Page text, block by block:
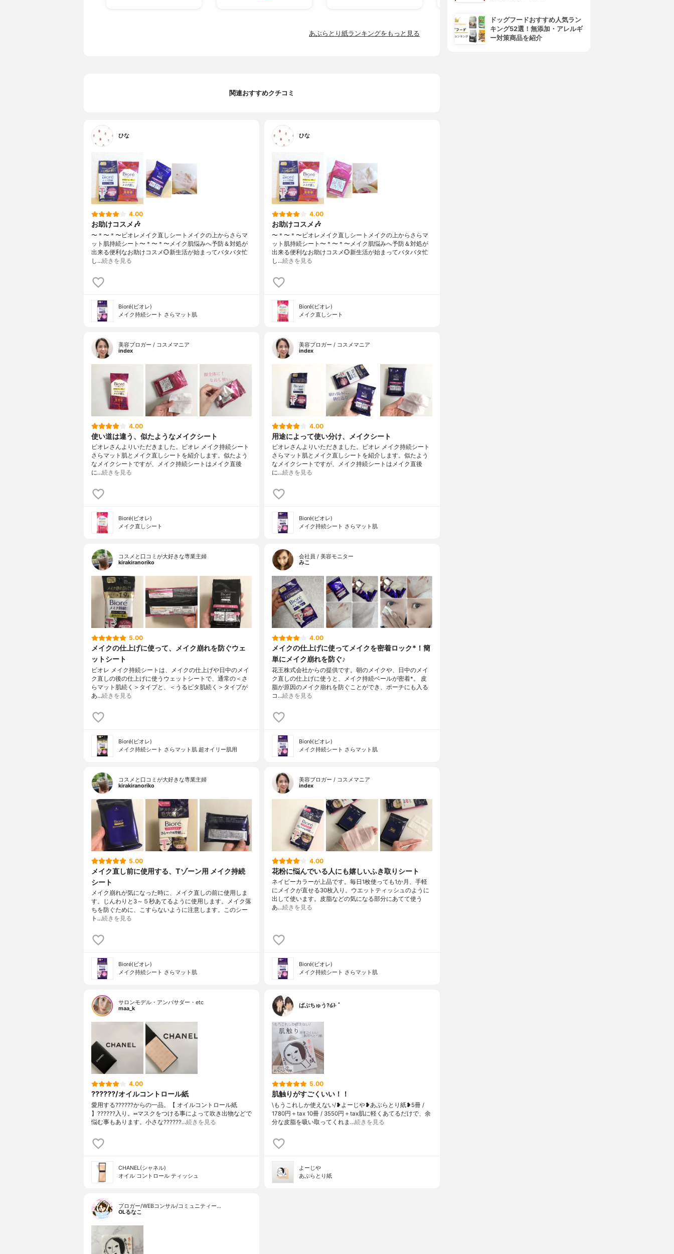
あぶらとり紙ランキングをもっと見る
関連おすすめクチコミ
ひな
4.00
お助けコスメ🎶
〜＊〜＊〜ビオレメイク直しシートメイクの上からさらマ
ット肌持続シート〜＊〜＊〜⁡メイク肌悩みへ予防＆対処が
出来る便利なお助けコスメ💮新生活が始まってバタバタ忙
し…続きを見る
Bioré(ビオレ)
メイク持続シート さらマット肌
ひな
4.00
お助けコスメ🎶
〜＊〜＊〜ビオレメイク直しシートメイクの上からさらマ
ット肌持続シート〜＊〜＊〜⁡メイク肌悩みへ予防＆対処が
出来る便利なお助けコスメ💮新生活が始まってバタバタ忙
し…続きを見る
Bioré(ビオレ)
メイク直しシート
美容ブロガー / コスメマニア
index
4.00
使い道は違う、似たようなメイクシート
ビオレさんよりいただきました。ビオレ メイク持続シート
さらマット肌とメイク直しシートを紹介します。似たよう
なメイクシートですが、メイク持続シートはメイク直後
に…続きを見る
Bioré(ビオレ)
メイク直しシート
美容ブロガー / コスメマニア
index
4.00
用途によって使い分け、メイクシート
ビオレさんよりいただきました。ビオレ メイク持続シート
さらマット肌とメイク直しシートを紹介します。似たよう
なメイクシートですが、メイク持続シートはメイク直後
に…続きを見る
Bioré(ビオレ)
メイク持続シート さらマット肌
コスメと口コミが大好きな専業主婦
kirakiranoriko
5.00
メイクの仕上げに使って、メイク崩れを防ぐウェ
ットシート
ビオレ メイク持続シートは、メイクの仕上げや日中のメイ
ク直しの後の仕上げに使うウェットシートで、通常の＜さ
らマット肌続く＞タイプと、＜うるピタ肌続く＞タイプが
あ…続きを見る
Bioré(ビオレ)
メイク持続シート さらマット肌 超オイリー肌用
会社員 / 美容モニター
みこ
4.00
メイクの仕上げに使ってメイクを密着ロック*！簡
単にメイク崩れを防ぐ♪
花王株式会社からの提供です。朝のメイクや、日中のメイ
ク直しの仕上げに使うと、メイク持続ベールが密着*。 皮
脂が原因のメイク崩れを防ぐことができ、ポーチにも入る
コ…続きを見る
Bioré(ビオレ)
メイク持続シート さらマット肌
コスメと口コミが大好きな専業主婦
kirakiranoriko
5.00
メイク直し前に使用する、Tゾーン用 メイク持続
シート
メイク崩れが気になった時に、メイク直しの前に使用しま
す。じんわりと3～５秒あてるように使用します。メイク落
ちを防ぐために、こすらないように注意します。このシー
ト…続きを見る
Bioré(ビオレ)
メイク持続シート さらマット肌
美容ブロガー / コスメマニア
index
4.00
花粉に悩んでいる人にも嬉しいふき取りシート
ネイビーカラーが上品です。毎日1枚使っても1か月、手軽
にメイクが直せる30枚入り。ウエットティッシュのように
出して使います。皮脂などの気になる部分にあてて使う
あ…続きを見る
Bioré(ビオレ)
メイク持続シート さらマット肌
サロンモデル・アンバサダー・etc
maa_k
4.00
??????/オイルコントロール紙
愛用する??????からの一品。【 オイルコントロール紙
】??????入り。▫️▫️マスクをつける事によって吹き出物などで
悩む事もあります。小さな??????…続きを見る
CHANEL(シャネル)
オイル コントロール ティッシュ
ばぶちゅう?໒꒱· ﾟ
5.00
肌触りがすごくいい！！
\もうこれしか使えない/❥よーじや❥あぶらとり紙❥5冊 /
1780円＋tax 10冊 / 3550円＋tax肌に軽くあてるだけで、余
分な皮脂を吸い取ってくれま…続きを見る
よーじや
あぶらとり紙
ブロガー/WEBコンサル/コミュニティー…
OLるなこ
ドッグフードおすすめ人気ラン
キング52選！無添加・アレルギ
ー対策商品を紹介